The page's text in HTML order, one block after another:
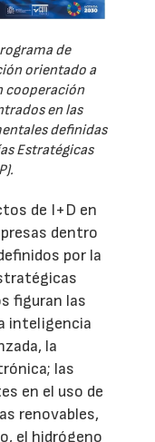
de
orientado a
cooperación
en las
definidas
Estratégicas
de I+D en
dentro
por la
figuran las
inteligencia
la
las
en el uso de
renovables,
el hidrógeno